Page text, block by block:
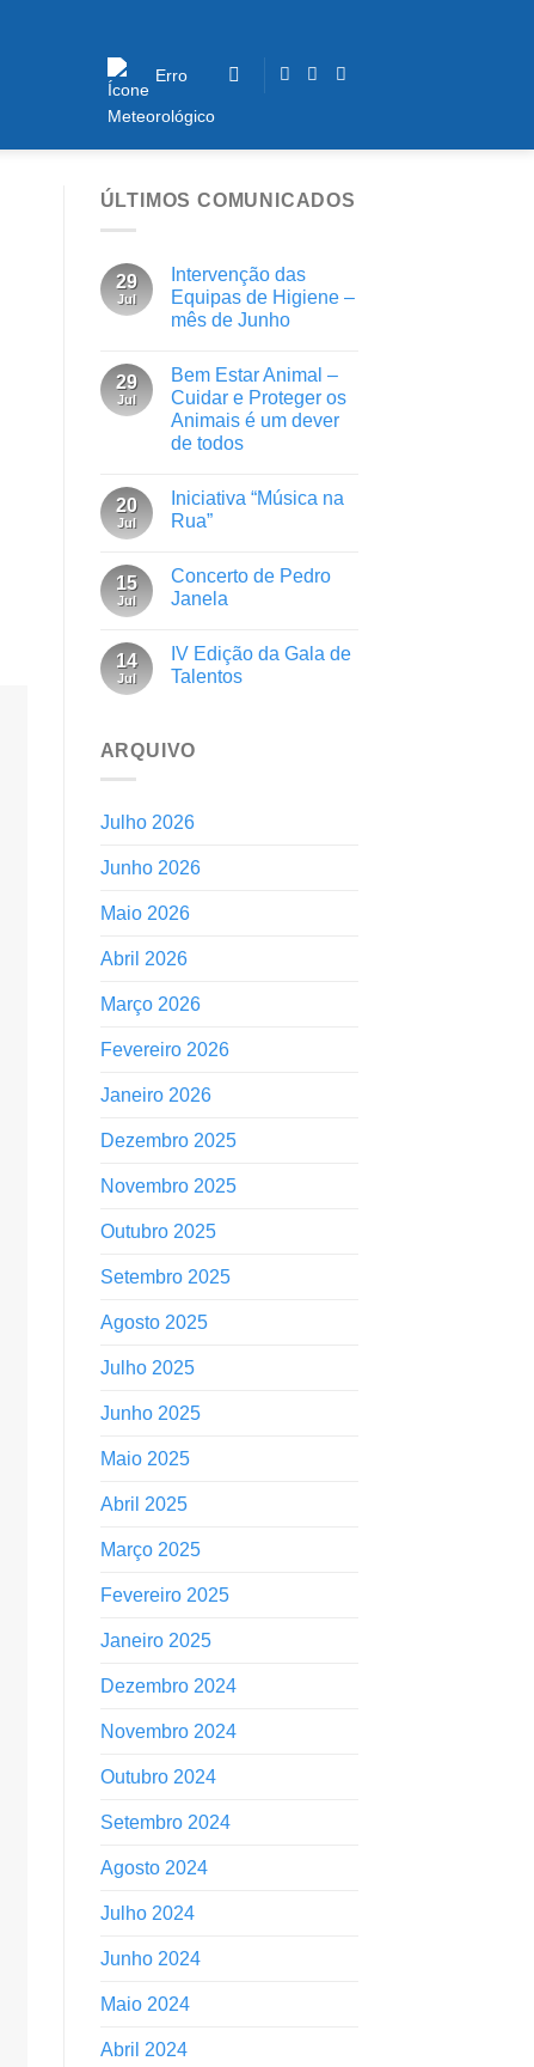
Erro
ÚLTIMOS COMUNICADOS
29
Jul
Intervenção das
Equipas de Higiene –
mês de Junho
29
Jul
Bem Estar Animal –
Cuidar e Proteger os
Animais é um dever
de todos
20
Jul
Iniciativa “Música na
Rua”
15
Jul
Concerto de Pedro
Janela
14
Jul
IV Edição da Gala de
Talentos
ARQUIVO
Julho 2026
Junho 2026
Maio 2026
Abril 2026
Março 2026
Fevereiro 2026
Janeiro 2026
Dezembro 2025
Novembro 2025
Outubro 2025
Setembro 2025
Agosto 2025
Julho 2025
Junho 2025
Maio 2025
Abril 2025
Março 2025
Fevereiro 2025
Janeiro 2025
Dezembro 2024
Novembro 2024
Outubro 2024
Setembro 2024
Agosto 2024
Julho 2024
Junho 2024
Maio 2024
Abril 2024